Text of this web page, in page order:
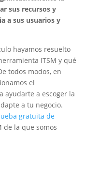
sus recursos y
a sus usuarios y
hayamos resuelto
ITSM y qué
todos modos, en
el
ayudarte a escoger la
a tu negocio.
gratuita de
de la que somos